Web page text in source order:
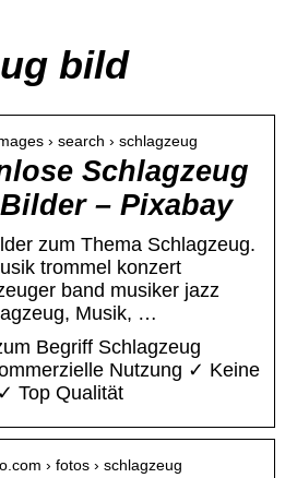
bild
› search › schlagzeug
Schlagzeug
– Pixabay
zum Thema Schlagzeug.
trommel konzert
band musiker jazz
Musik, …
Begriff Schlagzeug
Nutzung ✓ Keine
Top Qualität
› fotos › schlagzeug